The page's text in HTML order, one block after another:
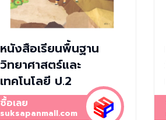
หนังสือเรียนพื้นฐาน
วิทยาศาสตร์และ
เทคโนโลยี ป.2
ซื้อเลย
suksapanmall.com